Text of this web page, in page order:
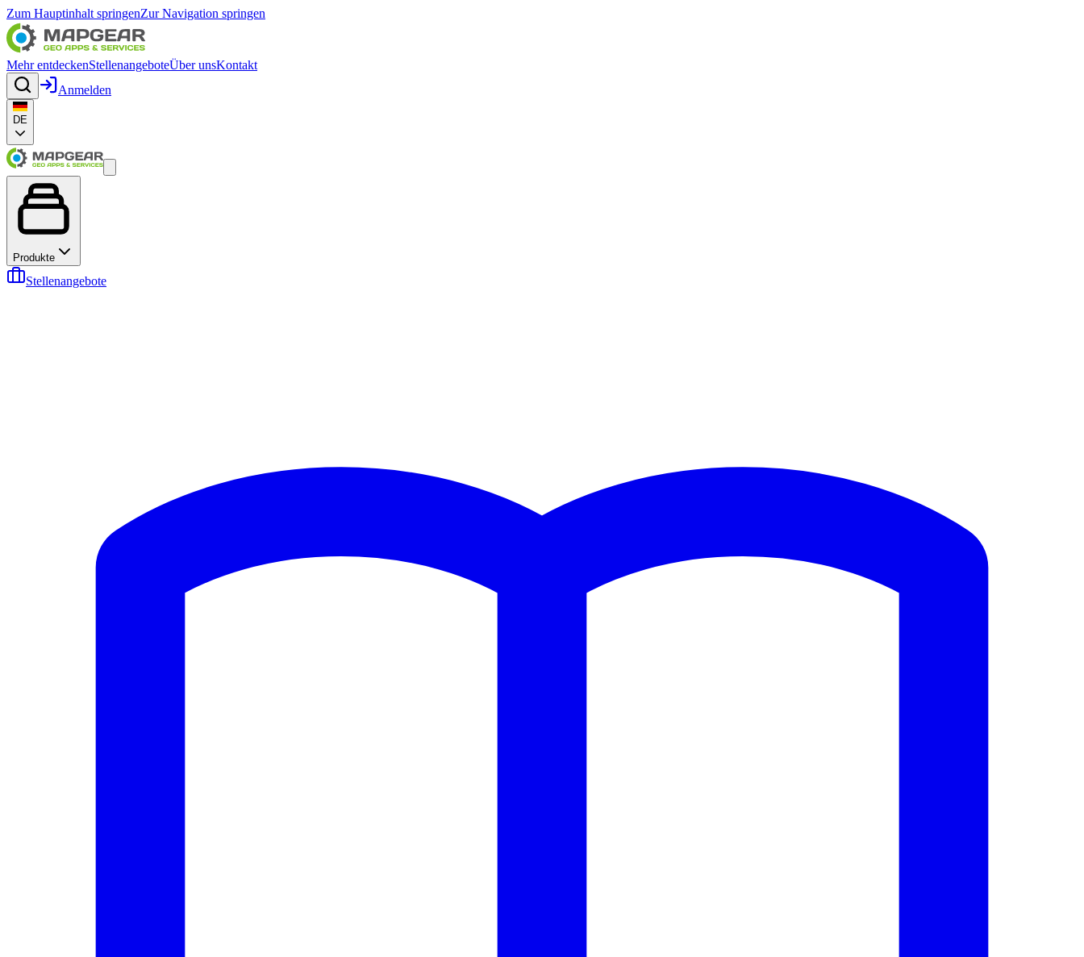
Zum Hauptinhalt springenZur Navigation springen
Mehr entdeckenStellenangeboteÜber unsKontakt
Anmelden
DE
Produkte
Stellenangebote